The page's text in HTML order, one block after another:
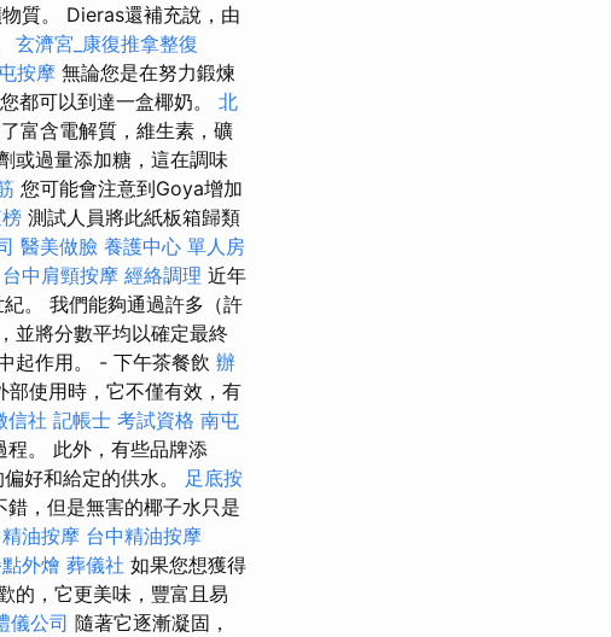
質。 Dieras還補充說，由
玄濟宮_康復推拿整復
按摩 無論您是在努力鍛煉
都可以到達一盒椰奶。 北
富含電解質，維生素，礦
或過量添加糖，這在調味
您可能會注意到Goya增加
測試人員將此紙板箱歸類
醫美做臉 養護中心 單人房
台中肩頸按摩 經絡調理 近年
。 我們能夠通過許多（許
並將分數平均以確定最終
起作用。 - 下午茶餐飲 辦
部使用時，它不僅有效，有
信社 記帳士 考試資格 南屯
。 此外，有些品牌添
好和給定的供水。 足底按
錯，但是無害的椰子水只是
油按摩 台中精油按摩
外燴 葬儀社 如果您想獲得
的，它更美味，豐富且易
儀公司 隨著它逐漸凝固，